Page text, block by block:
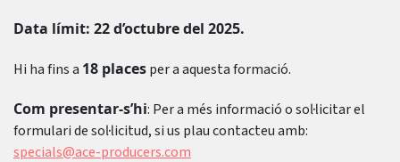
Data límit: 22 d’octubre del 2025.
Hi ha fins a 18 placesper a aquesta formació.
Com presentar-s’hi: Per a més informació o sol·licitar el
formulari de sol·licitud, si us plau contacteu amb:
specials@ace-producers.com